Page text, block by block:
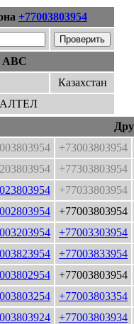
+77003803954
ABC
Казахстан
АЛТЕЛ
+73003803954
+77303803954
+77033803954
+77003803954
+77003303954
+77003833954
+77003803954
+77003803354
+77003803934